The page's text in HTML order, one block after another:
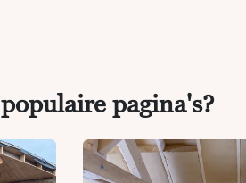
populaire pagina's?